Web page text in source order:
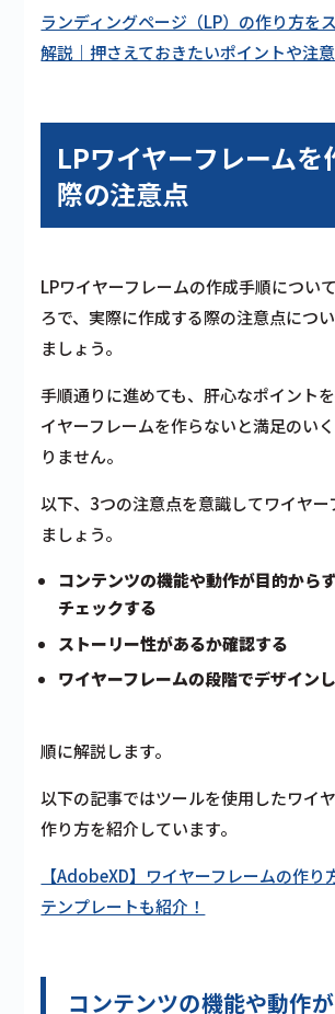
ランディングページ（LP）の作り方を
解説｜押さえておきたいポイントや注
LPワイヤーフレームを
際の注意点
LPワイヤーフレームの作成手順につい
ろで、実際に作成する際の注意点につ
ましょう。
手順通りに進めても、肝心なポイント
イヤーフレームを作らないと満足のい
りません。
以下、3つの注意点を意識してワイヤー
ましょう。
コンテンツの機能や動作が目的から
チェックする
ストーリー性があるか確認する
ワイヤーフレームの段階でデザイン
順に解説します。
以下の記事ではツールを使用したワイ
作り方を紹介しています。
【AdobeXD】ワイヤーフレームの作り
テンプレートも紹介！
コンテンツの機能や動作